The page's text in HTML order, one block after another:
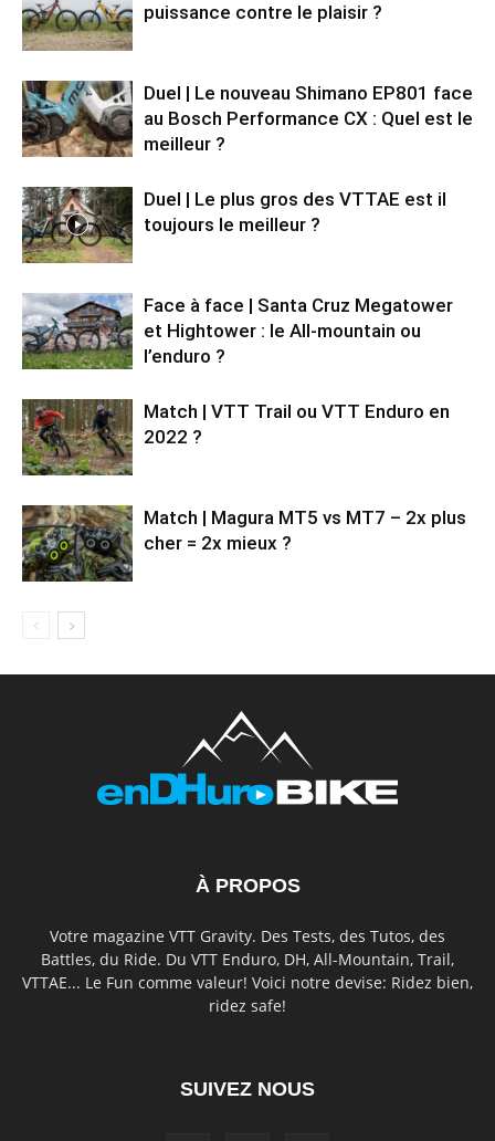
puissance contre le plaisir ?
Duel | Le nouveau Shimano EP801 face
au Bosch Performance CX : Quel est le
meilleur ?
Duel | Le plus gros des VTTAE est il
toujours le meilleur ?
Face à face | Santa Cruz Megatower
et Hightower : le All-mountain ou
l’enduro ?
Match | VTT Trail ou VTT Enduro en
2022 ?
Match | Magura MT5 vs MT7 – 2x plus
cher = 2x mieux ?
À PROPOS
Votre magazine VTT Gravity. Des Tests, des Tutos, des
Battles, du Ride. Du VTT Enduro, DH, All-Mountain, Trail,
VTTAE... Le Fun comme valeur! Voici notre devise: Ridez bien,
ridez safe!
SUIVEZ NOUS